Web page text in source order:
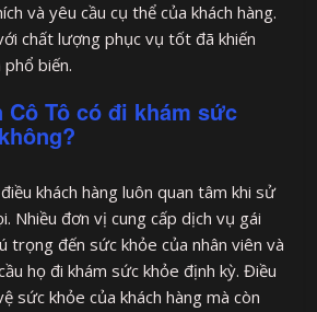
và yêu cầu cụ thể của khách hàng.
chất lượng phục vụ tốt đã khiến
biến.
Cô Tô có đi khám sức
khách hàng luôn quan tâm khi sử
Nhiều đơn vị cung cấp dịch vụ gái
trọng đến sức khỏe của nhân viên và
họ đi khám sức khỏe định kỳ. Điều
sức khỏe của khách hàng mà còn